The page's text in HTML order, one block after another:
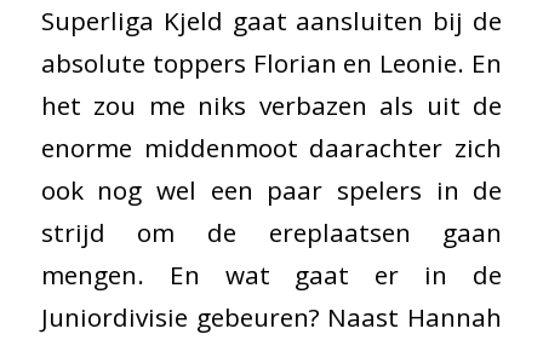
Superliga Kjeld gaat aansluiten bij de
absolute toppers Florian en Leonie. En
het zou me niks verbazen als uit de
enorme middenmoot daarachter zich
ook nog wel een paar spelers in de
strijd om de ereplaatsen gaan
mengen. En wat gaat er in de
Juniordivisie gebeuren? Naast Hannah